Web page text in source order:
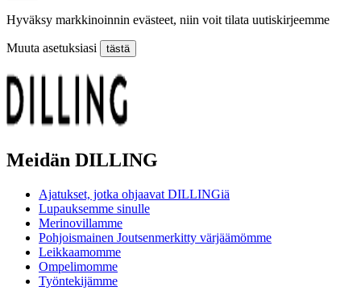
Hyväksy markkinoinnin evästeet, niin voit tilata uutiskirjeemme
Muuta asetuksiasi tästä
Meidän DILLING
Ajatukset, jotka ohjaavat DILLINGiä
Lupauksemme sinulle
Merinovillamme
Pohjoismainen Joutsenmerkitty värjäämömme
Leikkaamomme
Ompelimomme
Työntekijämme